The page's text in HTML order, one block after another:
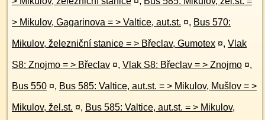
> Mikulov, Gagarinova = > Valtice, aut.st. ¤, Bus 570:
Mikulov, železniční stanice = > Břeclav, Gumotex ¤, Vlak
S8: Znojmo = > Břeclav ¤, Vlak S8: Břeclav = > Znojmo ¤,
Bus 550 ¤, Bus 585: Valtice, aut.st. = > Mikulov, Mušlov = >
Mikulov, žel.st. ¤, Bus 585: Valtice, aut.st. = > Mikulov,